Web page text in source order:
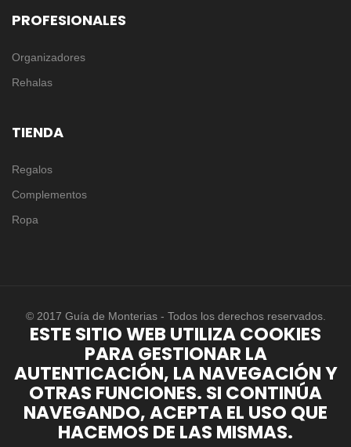
PROFESIONALES
Organizadores
Rehalas
TIENDA
Regalos
Complementos
Ropa
© 2017 Guía de Monterias - Todos los derechos reservados.
ESTE SITIO WEB UTILIZA COOKIES
PARA GESTIONAR LA
AUTENTICACIÓN, LA NAVEGACIÓN Y
OTRAS FUNCIONES. SI CONTINÚA
NAVEGANDO, ACEPTA EL USO QUE
HACEMOS DE LAS MISMAS.